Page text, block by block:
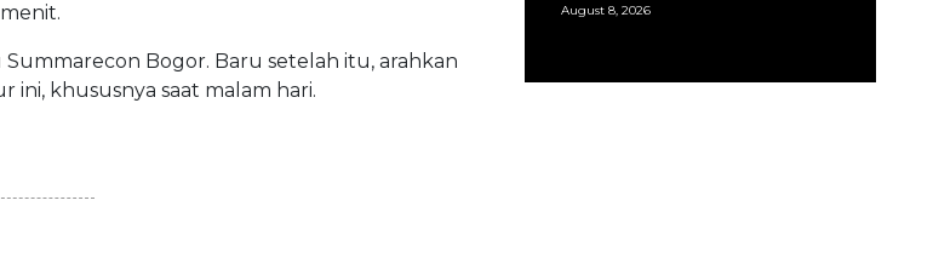
Bogor. Baru setelah itu, arahkan
ini, khususnya saat malam hari.
August 8, 2026